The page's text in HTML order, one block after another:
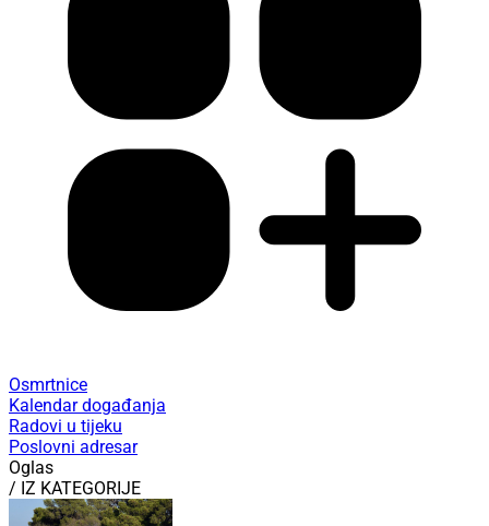
Osmrtnice
Kalendar događanja
Radovi u tijeku
Poslovni adresar
Oglas
/ IZ KATEGORIJE